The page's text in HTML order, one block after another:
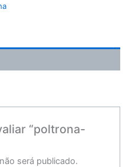
“poltrona-
será publicado.